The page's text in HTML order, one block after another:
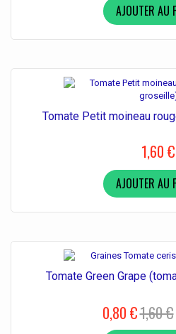
AJOUTER AU
Tomate Petit moineau
1,60 €
AJOUTER AU
Tomate Green Grape
0,80 €1,60 €